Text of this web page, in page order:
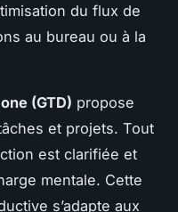
du flux de
au bureau ou à la
(GTD) propose
et projets. Tout
est clarifiée et
mentale. Cette
s’adapte aux